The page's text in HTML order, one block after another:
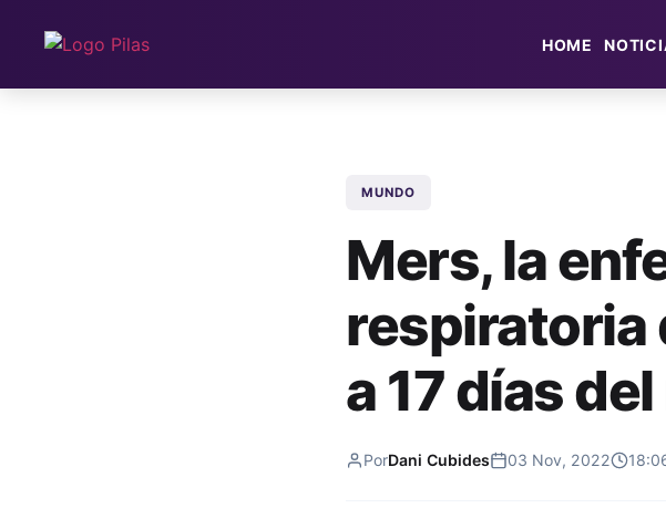
HOME
MUNDO
Mers, la
respiratoria
a 17 días
PorDani Cubides 03 Nov, 2022